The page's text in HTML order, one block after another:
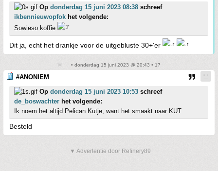
Op donderdag 15 juni 2023 08:38 schreef
ikbennieuwopfok het volgende:
Sowieso koffie
Dit ja, echt het drankje voor de uitgebluste 30+'er
• donderdag 15 juni 2023 @ 20:43 • 17
#ANONIEM
Op donderdag 15 juni 2023 10:53 schreef
de_boswachter het volgende:
Ik noem het altijd Pelican Kutje, want het smaakt naar KUT
Besteld
▼ Advertentie door Refinery89